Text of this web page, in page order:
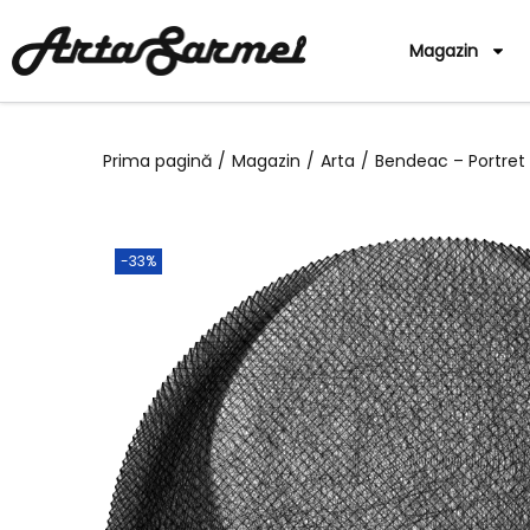
Magazin
Prima pagină / Magazin / Arta / Bendeac –
-33%